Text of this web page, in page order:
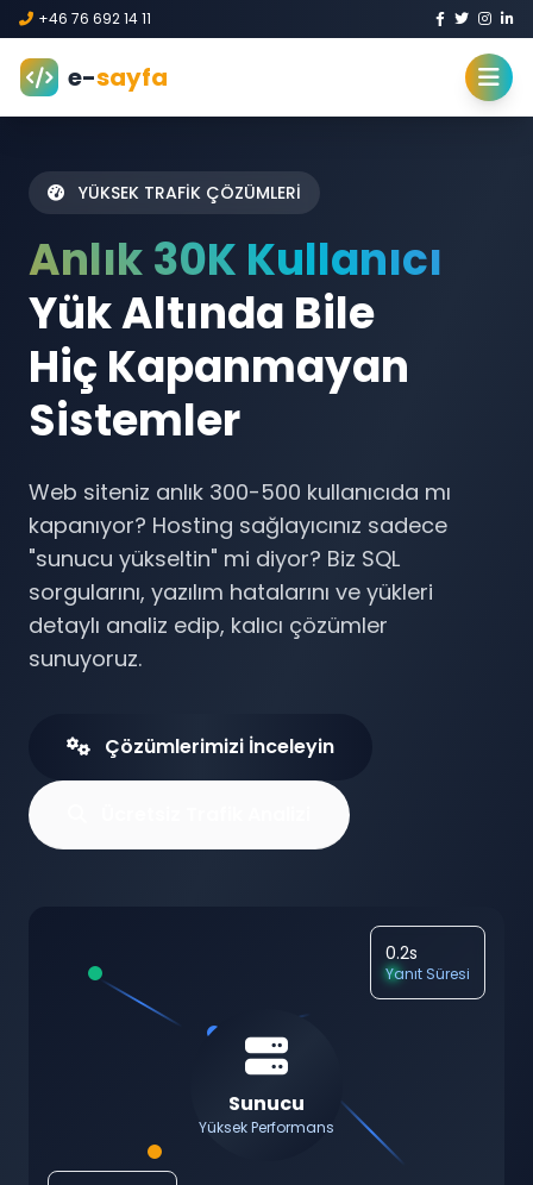
+46 76 692 14 11
e-sayfa
YÜKSEK TRAFİK ÇÖZÜMLERİ
Anlık 30K Kullanıcı
Yük Altında Bile
Hiç Kapanmayan
Sistemler
Web siteniz anlık 300-500 kullanıcıda mı
kapanıyor? Hosting sağlayıcınız sadece
"sunucu yükseltin" mi diyor? Biz SQL
sorgularını, yazılım hatalarını ve yükleri
detaylı analiz edip, kalıcı çözümler
sunuyoruz.
Çözümlerimizi İnceleyin
Sunucu
Yüksek Performans
0.2s
Yanıt Süresi